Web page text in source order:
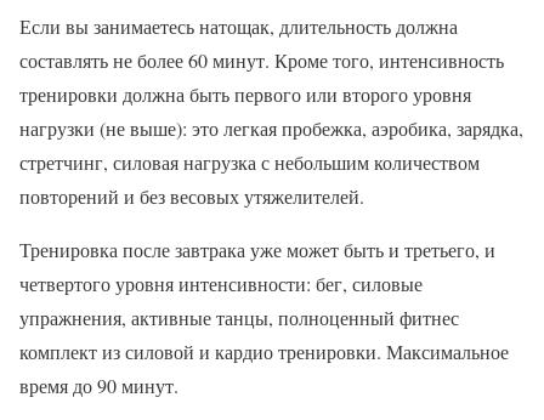
Если вы занимаетесь натощак, длительность должна
составлять не более 60 минут. Кроме того, интенсивность
тренировки должна быть первого или второго уровня
нагрузки (не выше): это легкая пробежка, аэробика, зарядка,
стретчинг, силовая нагрузка с небольшим количеством
повторений и без весовых утяжелителей.
Тренировка после завтрака уже может быть и третьего, и
четвертого уровня интенсивности: бег, силовые
упражнения, активные танцы, полноценный фитнес
комплект из силовой и кардио тренировки. Максимальное
время до 90 минут.